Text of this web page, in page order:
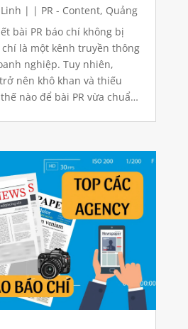
| | PR - Content, Quảng
điện tử,Quảng cáo báo
bài PR báo chí không bị
chí là một kênh truyền thông
nghiệp. Tuy nhiên,
nên khô khan và thiếu
nào để bài PR vừa chuẩn